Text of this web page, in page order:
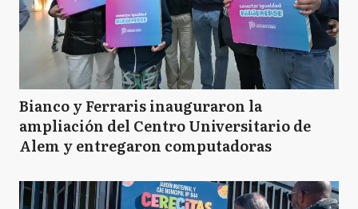
Bianco y Ferraris inauguraron la
ampliación del Centro Universitario de
Alem y entregaron computadoras